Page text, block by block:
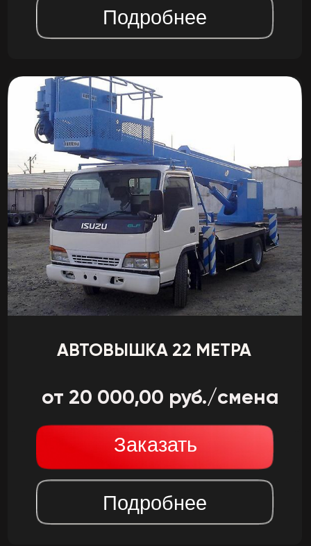
Заказать
Подробнее
от 20 000,00 руб./смена
Заказать
Подробнее
от 22 000,00 руб./смена